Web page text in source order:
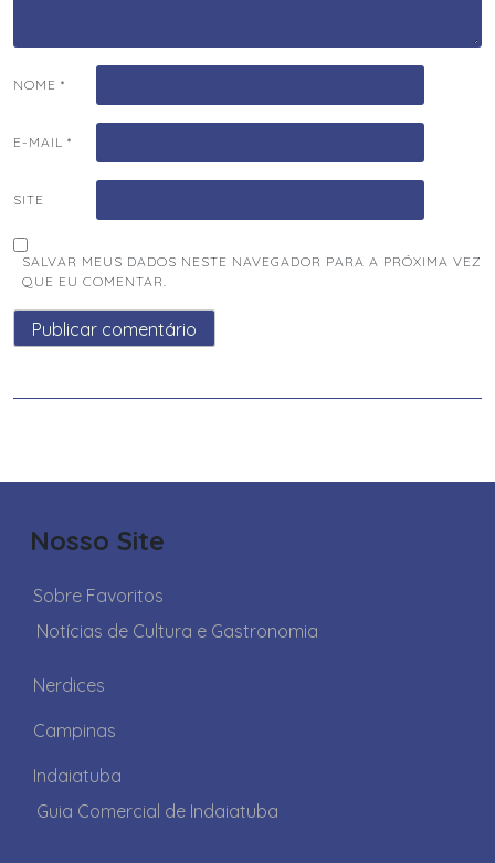
NOME *
E-MAIL *
SITE
SALVAR MEUS DADOS NESTE NAVEGADOR PARA A PRÓXIMA VEZ
QUE EU COMENTAR.
Nosso Site
Sobre Favoritos
Notícias de Cultura e Gastronomia
Nerdices
Campinas
Indaiatuba
Guia Comercial de Indaiatuba